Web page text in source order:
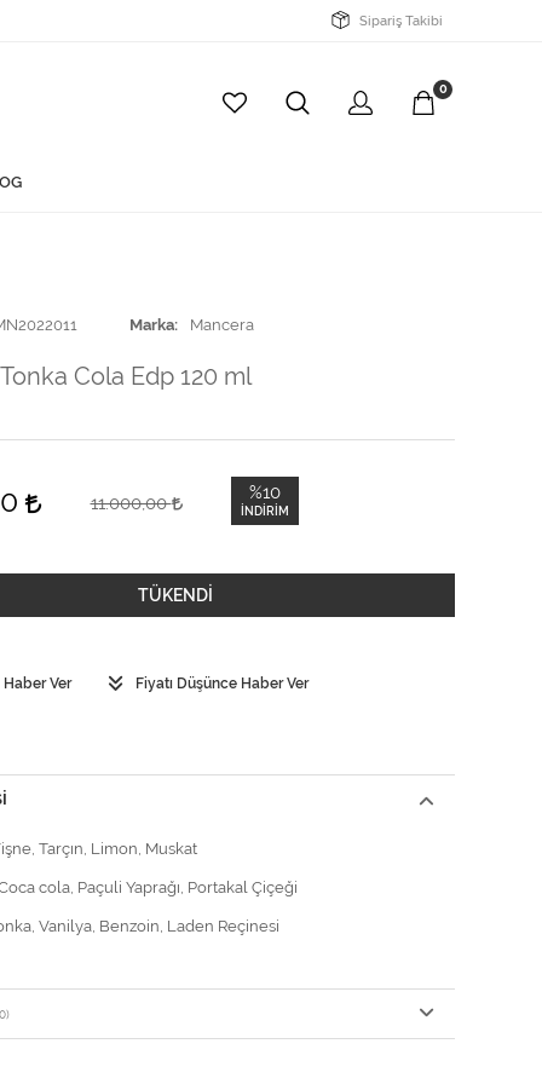
Sipariş Takibi
0
Marka Mancera
Cola Edp 120 ml
11.000,00 %10
İNDIRIM
TÜKENDİ
Ver Fiyatı Düşünce Haber Ver
Tarçın, Limon, Muskat
cola, Paçuli Yaprağı, Portakal Çiçeği
Vanilya, Benzoin, Laden Reçinesi